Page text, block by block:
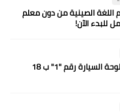
اللغة الصينية من دون معلم
اماراتي يشتري لوحة السيارة رقم "1" ب 18